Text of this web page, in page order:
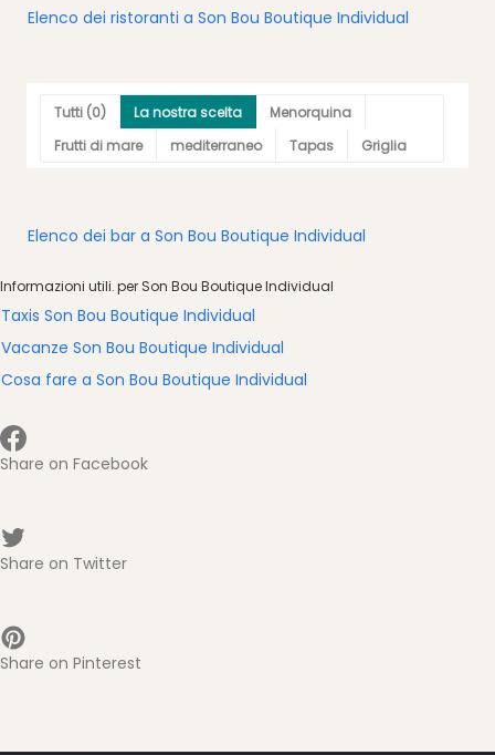
Elenco dei ristoranti a Son Bou Boutique Individual
Tutti (0) La nostra scelta
Menorquina
Frutti di mare
mediterraneo Tapas Griglia
Elenco dei bar a Son Bou Boutique Individual
Informazioni utili. per Son Bou Boutique Individual
Taxis Son Bou Boutique Individual
Vacanze Son Bou Boutique Individual
Cosa fare a Son Bou Boutique Individual
Share on Facebook
Share on Twitter
Share on Pinterest